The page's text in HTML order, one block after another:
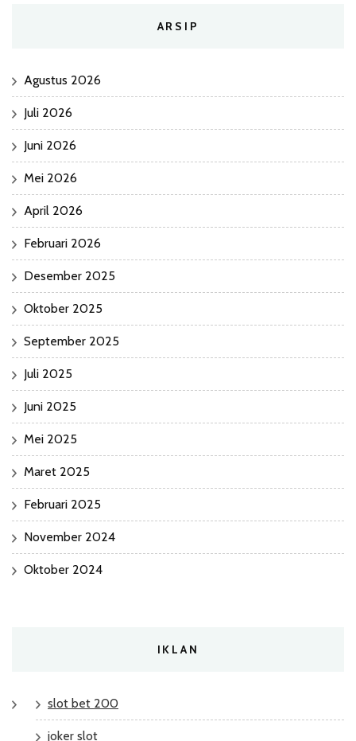
ARSIP
Agustus 2026
Juli 2026
Juni 2026
Mei 2026
April 2026
Februari 2026
Desember 2025
Oktober 2025
September 2025
Juli 2025
Juni 2025
Mei 2025
Maret 2025
Februari 2025
November 2024
Oktober 2024
IKLAN
slot bet 200
joker slot